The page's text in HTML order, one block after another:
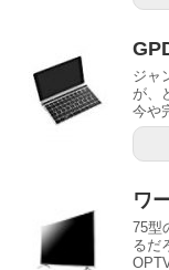
ジャ
が、
今や
ワ
75型
るだ